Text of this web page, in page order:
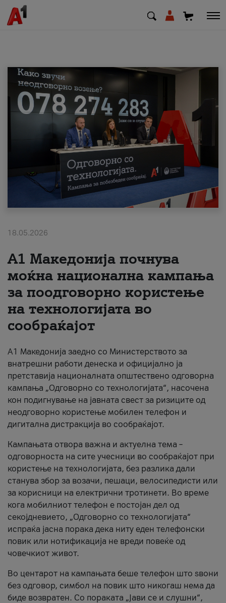
МК EN SQ
Деловни
Поддршка
Надополни кредит
#ПодобарОнлајн
18.05.2026
A1 Македонија почнува
моќна национална кампања
за поодговорно користење
на технологијата во
сообраќајот
A1 Македонија заедно со Министерството за
внатрешни работи денеска и официјално ја
претставија националната општествено одговорна
кампања „Одговорно со технологијата“, насочена
кон подигнување на јавната свест за ризиците од
неодговорно користење мобилен телефон и
дигитална дистракција во сообраќајот.
Кампањата отвора важна и актуелна тема –
одговорноста на сите учесници во сообраќајот при
користење на технологијата, без разлика дали
станува збор за возачи, пешаци, велосипедисти или
за корисници на електрични тротинети. Во време
кога мобилниот телефон е постојан дел од
секојдневието, „Одговорно со технологијата“
испраќа јасна порака дека ниту еден телефонски
повик или нотификација не вреди повеќе од
човечкиот живот.
Во центарот на кампањата беше телефон што ѕвони
без одговор, симбол на повик што никогаш нема да
биде возвратен. Со пораката „Јави се и слушни“,